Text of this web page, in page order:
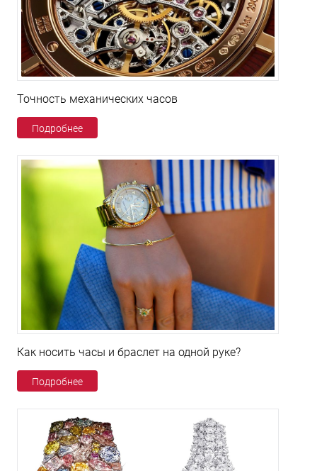
Точность механических часов
Подробнее
Как носить часы и браслет на одной руке?
Подробнее